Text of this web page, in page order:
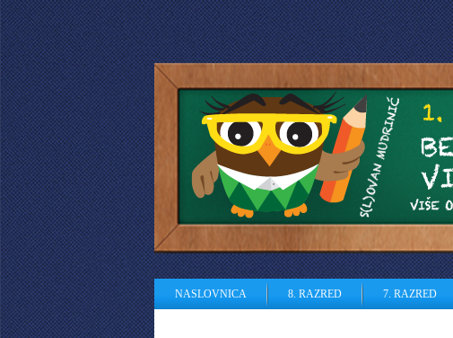
NASLOVNICA 8. RAZRED 7. RAZRED